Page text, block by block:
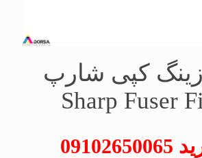
کپی شارپ
Sharp Fuser